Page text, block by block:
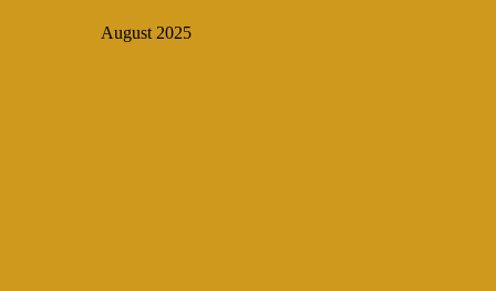
August 2025